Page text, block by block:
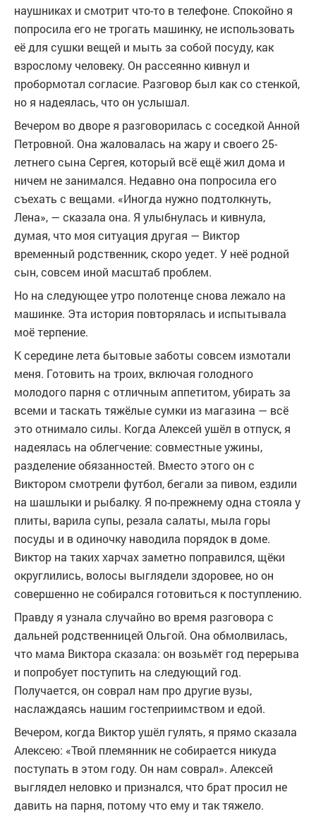
наушниках и смотрит что-то в телефоне. Спокойно я
попросила его не трогать машинку, не использовать
её для сушки вещей и мыть за собой посуду, как
взрослому человеку. Он рассеянно кивнул и
пробормотал согласие. Разговор был как со стенкой,
но я надеялась, что он услышал.
Вечером во дворе я разговорилась с соседкой Анной
Петровной. Она жаловалась на жару и своего 25-
летнего сына Сергея, который всё ещё жил дома и
ничем не занимался. Недавно она попросила его
съехать с вещами. «Иногда нужно подтолкнуть,
Лена», — сказала она. Я улыбнулась и кивнула,
думая, что моя ситуация другая — Виктор
временный родственник, скоро уедет. У неё родной
сын, совсем иной масштаб проблем.
Но на следующее утро полотенце снова лежало на
машинке. Эта история повторялась и испытывала
моё терпение.
К середине лета бытовые заботы совсем измотали
меня. Готовить на троих, включая голодного
молодого парня с отличным аппетитом, убирать за
всеми и таскать тяжёлые сумки из магазина — всё
это отнимало силы. Когда Алексей ушёл в отпуск, я
надеялась на облегчение: совместные ужины,
разделение обязанностей. Вместо этого он с
Виктором смотрели футбол, бегали за пивом, ездили
на шашлыки и рыбалку. Я по-прежнему одна стояла у
плиты, варила супы, резала салаты, мыла горы
посуды и в одиночку наводила порядок в доме.
Виктор на таких харчах заметно поправился, щёки
округлились, волосы выглядели здоровее, но он
совершенно не собирался готовиться к поступлению.
Правду я узнала случайно во время разговора с
дальней родственницей Ольгой. Она обмолвилась,
что мама Виктора сказала: он возьмёт год перерыва
и попробует поступить на следующий год.
Получается, он соврал нам про другие вузы,
наслаждаясь нашим гостеприимством и едой.
Вечером, когда Виктор ушёл гулять, я прямо сказала
Алексею: «Твой племянник не собирается никуда
поступать в этом году. Он нам соврал». Алексей
выглядел неловко и признался, что брат просил не
давить на парня, потому что ему и так тяжело.